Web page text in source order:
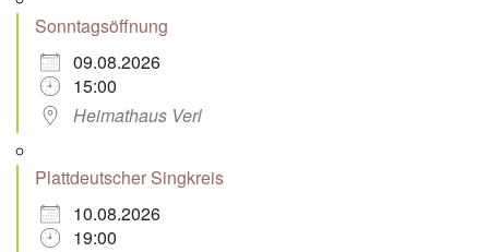
Sonntagsöffnung
09.08.2026
15:00
Heimathaus Verl
Plattdeutscher Singkreis
10.08.2026
19:00